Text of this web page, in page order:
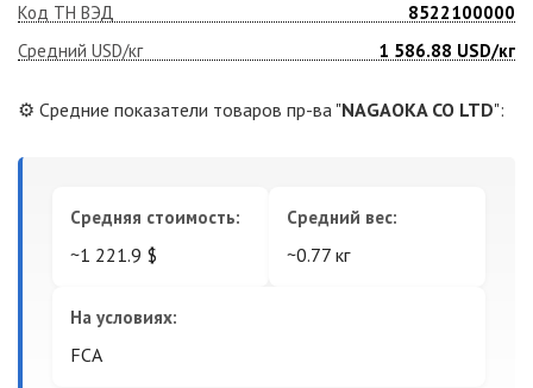
Код ТН ВЭД
8522100000
Средний USD/кг
1 586.88 USD/кг
⚙️ Средние показатели товаров пр-ва "NAGAOKA CO LTD":
Средняя стоимость:
~1 221.9 $
Средний вес:
~0.77 кг
На условиях:
FCA